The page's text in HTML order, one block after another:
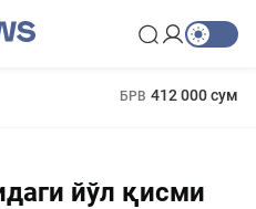
БРВ 412 000 сум
йўл қисми